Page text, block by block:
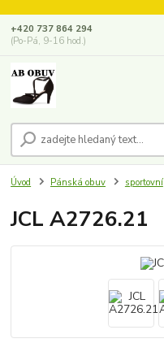
+420 737 864 294
(Po-Pá, 9-16 hod.)
Úvod Pánská obuv sportovní
JCL A2726.21